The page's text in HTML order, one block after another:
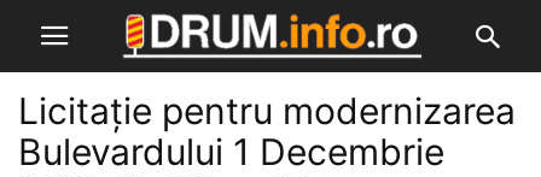
Licitație pentru modernizarea
Bulevardului 1 Decembrie